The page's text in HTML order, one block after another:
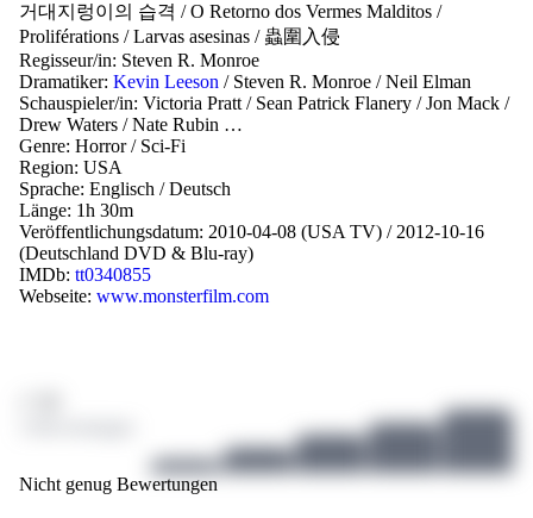
거대지렁이의 습격 /O Retorno dos Vermes Malditos /
Proliférations /Larvas asesinas / 蟲圍入侵
Regisseur/in: Steven R. Monroe
Dramatiker: Kevin Leeson / Steven R. Monroe /Neil Elman
Schauspieler/in: Victoria Pratt / Sean Patrick Flanery /Jon Mack /
Drew Waters /Nate Rubin …
Genre: Horror/ Sci-Fi
Region: USA
Sprache: Englisch /Deutsch
Länge: 1h 30m
Veröffentlichungsdatum: 2010-04-08 (USA TV) / 2012-10-16
(Deutschland DVD & Blu-ray)
IMDb: tt0340855
Webseite: www.monsterfilm.com
Nicht genug Bewertungen